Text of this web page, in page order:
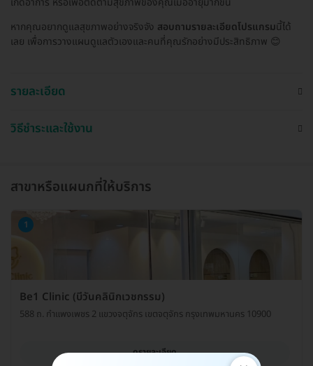
หากคุณอยากดูแลสุขภาพอย่างจริงจัง สอบถามรายละเอียดโปรแกรมนี้ได้
เลย เพื่อการวางแผนดูแลตัวเองและคนที่คุณรักอย่างมีประสิทธิภาพ 😊
รายละเอียด
วิธีชำระและใช้งาน
สาขาหรือแผนกที่ให้บริการ
1
Be1 Clinic (บีวันคลินิกเวชกรรม)
588 ถ. กำแพงเพชร 2 แขวงจตุจักร เขตจตุจักร กรุงเทพมหานคร 10900
ดูรายละเอียด